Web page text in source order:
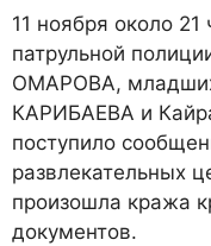
11 ноября около
патрульной
ОМАРОВА,
КАРИБАЕВА и
поступило
развлекательных
произошла кража
документов.